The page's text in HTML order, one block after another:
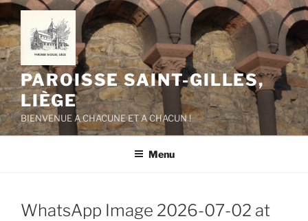
Aller
au
contenu
principal
PAROISSE SAINT-GILLES,
LIÈGE
BIENVENUE A CHACUNE ET A CHACUN !
Menu
WhatsApp Image 2026-07-02 at